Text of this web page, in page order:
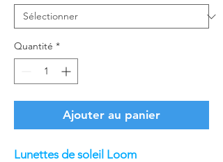
Quantité *
Ajouter au panier
Lunettes de soleil Loom